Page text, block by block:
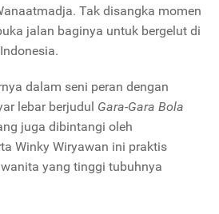
Tak disangka momen
jalan baginya untuk bergelut di
Indonesia.
dalam seni peran dengan
lebar berjudul Gara-Gara Bola
juga dibintangi oleh
Winky Wiryawan ini praktis
wanita yang tinggi tubuhnya